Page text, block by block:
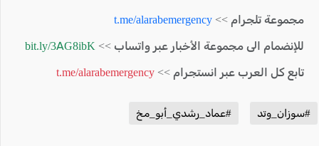
مجموعة تلجرام >> t.me/alarabemergency
للإنضمام الى مجموعة الأخبار عبر واتساب >> bit.ly/3AG8ibK
تابع كل العرب عبر انستجرام >> t.me/alarabemergency
#سوزان_وتد #عماد_رشدي_أبو_مخ